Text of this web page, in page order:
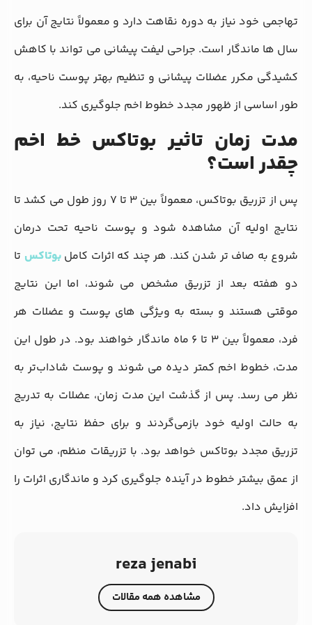
تهاجمی خود نیاز به دوره نقاهت دارد و معمولاً نتایج آن برای
سال‌ ها ماندگار است. جراحی لیفت پیشانی می‌ تواند با کاهش
کشیدگی مکرر عضلات پیشانی و تنظیم بهتر پوست ناحیه، به
طور اساسی از ظهور مجدد خطوط اخم جلوگیری کند.
مدت زمان تاثیر بوتاکس خط اخم
چقدر است؟
پس از تزریق بوتاکس، معمولاً بین 3 تا 7 روز طول می‌ کشد تا
نتایج اولیه آن مشاهده شود و پوست ناحیه تحت درمان
شروع به صاف‌ تر شدن کند. هر چند که اثرات کاملبوتاکس تا
دو هفته بعد از تزریق مشخص می‌ شوند، اما این نتایج
موقتی هستند و بسته به ویژگی‌ های پوست و عضلات هر
فرد، معمولاً بین 3 تا 6 ماه ماندگار خواهند بود. در طول این
مدت، خطوط اخم کمتر دیده می‌ شوند و پوست شاداب‌تر به
نظر می‌ رسد. پس از گذشت این مدت زمان، عضلات به تدریج
به حالت اولیه خود بازمی‌گردند و برای حفظ نتایج، نیاز به
تزریق مجدد بوتاکس خواهد بود. با تزریقات منظم، می‌ توان
از عمق بیشتر خطوط در آینده جلوگیری کرد و ماندگاری اثرات را
افزایش داد.
reza jenabi
مشاهده همه مقالات